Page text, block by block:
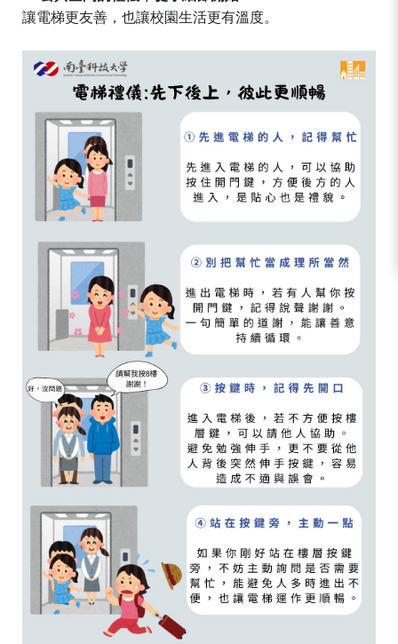
讓電梯更友善，也讓校園生活更有溫度。